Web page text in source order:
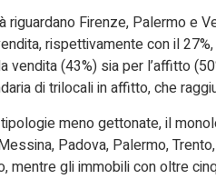
riguardano Firenze, Palermo e
rispettivamente con il
vendita (43%) sia per l’affitto
di trilocali in affitto, che
meno gettonate, il
Padova, Palermo,
mentre gli immobili con oltre